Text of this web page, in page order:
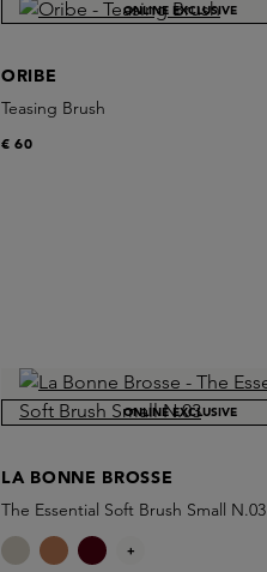
ONLINE EXCLUSIVE
ORIBE
Teasing Brush
€ 60
ONLINE EXCLUSIVE
LA BONNE BROSSE
The Essential Soft Brush Small N.03
+